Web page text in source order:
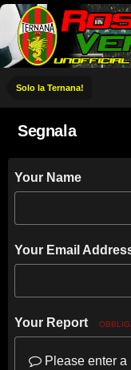
Solo la Ternana!
Segnala
Your Name
Your Email
Your Report
Please enter